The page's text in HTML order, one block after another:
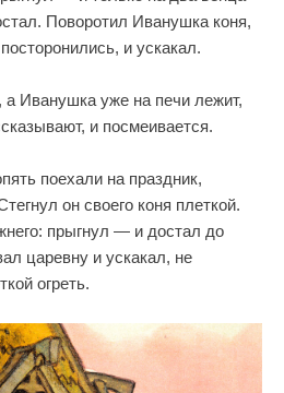
Поворотил Иванушка коня,
и ускакал.
Иванушка уже на печи лежит,
и посмеивается.
поехали на праздник,
он своего коня плеткой.
прыгнул — и достал до
царевну и ускакал, не
огреть.